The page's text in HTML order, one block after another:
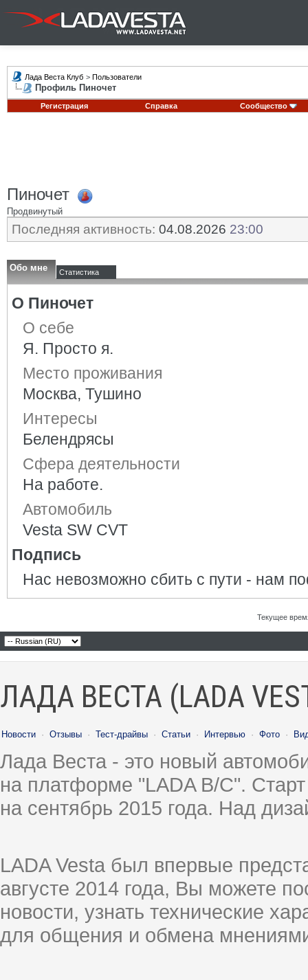
Лада Веста Клуб > Пользователи
Профиль Пиночет
Регистрация Справка Сообщество
Пиночет
Продвинутый
Последняя активность: 04.08.2026 23:00
Обо мне Статистика
О Пиночет
О себе
Я. Просто я.
Место проживания
Москва, Тушино
Интересы
Белендрясы
Сфера деятельности
На работе.
Автомобиль
Vesta SW CVT
Подпись
Нас невозможно сбить с пути - нам
Текущее
ЛАДА ВЕСТА (LADA
Новости · Отзывы · Тест-драйвы · Статьи · Интервью · Фото ·
Лада Веста - это новый
на платформе "LADA B/C".
на сентябрь 2015 года. Над
LADA Vesta был впервые
августе 2014 года, Вы можете
новости, узнать технические
для общения и обмена